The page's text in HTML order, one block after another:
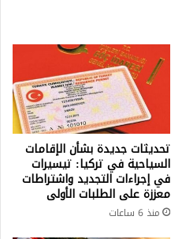
تحديثات جديدة بشأن الإقامات
السياحية في تركيا: تيسيرات
في إجراءات التجديد واشتراطات
معززة على الطلبات الأولى
منذ 6 ساعات